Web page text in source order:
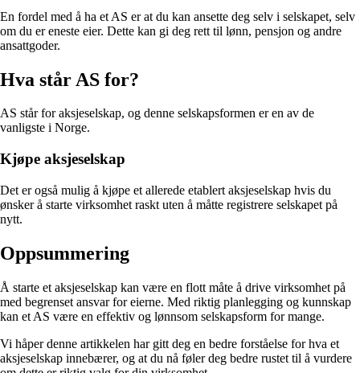
En fordel med å ha et AS er at du kan ansette deg selv i selskapet, selv
om du er eneste eier. Dette kan gi deg rett til lønn, pensjon og andre
ansattgoder.
Hva står AS for?
AS står for aksjeselskap, og denne selskapsformen er en av de
vanligste i Norge.
Kjøpe aksjeselskap
Det er også mulig å kjøpe et allerede etablert aksjeselskap hvis du
ønsker å starte virksomhet raskt uten å måtte registrere selskapet på
nytt.
Oppsummering
Å starte et aksjeselskap kan være en flott måte å drive virksomhet på
med begrenset ansvar for eierne. Med riktig planlegging og kunnskap
kan et AS være en effektiv og lønnsom selskapsform for mange.
Vi håper denne artikkelen har gitt deg en bedre forståelse for hva et
aksjeselskap innebærer, og at du nå føler deg bedre rustet til å vurdere